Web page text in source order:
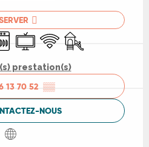
vaisselle
Télévision
WiFi Jeux pour enfants
prestation(s)
13 70 52 ▒▒
NOUS